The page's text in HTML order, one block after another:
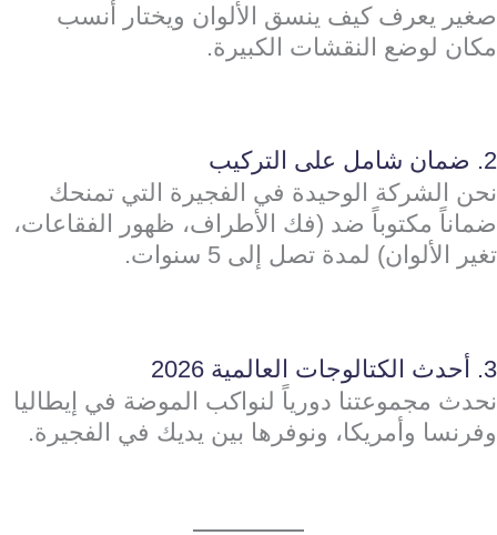
صغير يعرف كيف ينسق الألوان ويختار أنسب
مكان لوضع النقشات الكبيرة.
2. ضمان شامل على التركيب
نحن الشركة الوحيدة في الفجيرة التي تمنحك
ضماناً مكتوباً ضد (فك الأطراف، ظهور الفقاعات،
تغير الألوان) لمدة تصل إلى 5 سنوات.
3. أحدث الكتالوجات العالمية 2026
نحدث مجموعتنا دورياً لنواكب الموضة في إيطاليا
وفرنسا وأمريكا، ونوفرها بين يديك في الفجيرة.